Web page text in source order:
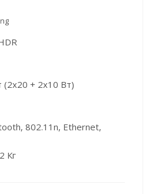
+ 2х10 Вт)
802.11n, Ethernet,
Кг